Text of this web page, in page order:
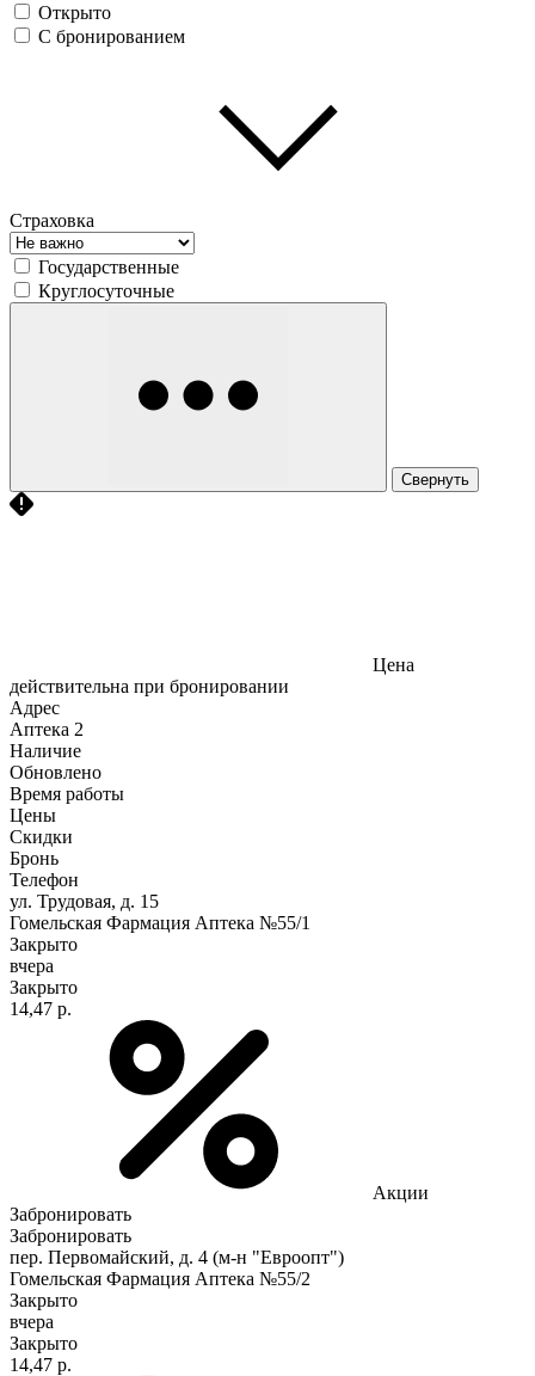
Открыто
С бронированием
Страховка
Государственные
Круглосуточные
Свернуть
Цена
действительна при бронировании
Адрес
Аптека 2
Наличие
Обновлено
Время работы
Цены
Скидки
Бронь
Телефон
ул. Трудовая, д. 15
Гомельская Фармация Аптека №55/1
Закрыто
вчера
Закрыто
14,47 р.
Акции
Забронировать
Забронировать
пер. Первомайский, д. 4 (м-н "Евроопт")
Гомельская Фармация Аптека №55/2
Закрыто
вчера
Закрыто
14,47 р.